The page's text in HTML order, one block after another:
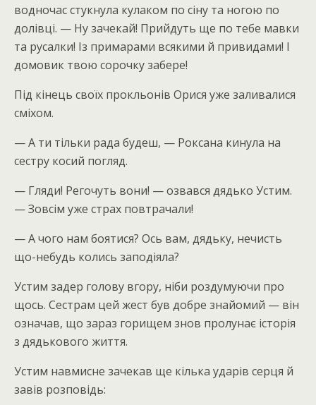
водночас стукнула кулаком по сіну та ногою по
долівці. — Ну зачекай! Прийдуть ще по тебе мавки
та русалки! Із примарами всякими й привидами! І
домовик твою сорочку забере!
Під кінець своїх прокльонів Орися уже заливалися
сміхом.
— А ти тільки рада будеш, — Роксана кинула на
сестру косий погляд.
— Гляди! Регочуть вони! — озвався дядько Устим.
— Зовсім уже страх повтрачали!
— А чого нам боятися? Ось вам, дядьку, нечисть
що-небудь колись заподіяла?
Устим задер голову вгору, ніби роздумуючи про
щось. Сестрам цей жест був добре знайомий — він
означав, що зараз горищем знов пролунає історія
з дядькового життя.
Устим навмисне зачекав ще кілька ударів серця й
завів розповідь: